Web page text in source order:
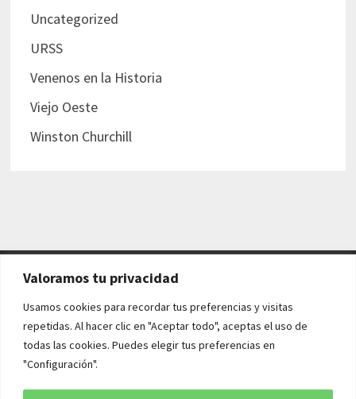
Valoramos tu privacidad
Usamos cookies para recordar tus preferencias y visitas
repetidas. Al hacer clic en "Aceptar todo", aceptas el uso de
todas las cookies. Puedes elegir tus preferencias en
"Configuración".
Uncategorized
URSS
Venenos en la Historia
Viejo Oeste
Winston Churchill
AVISO LEGAL Y POLÍTICAS
Aviso legal
Política de cookies